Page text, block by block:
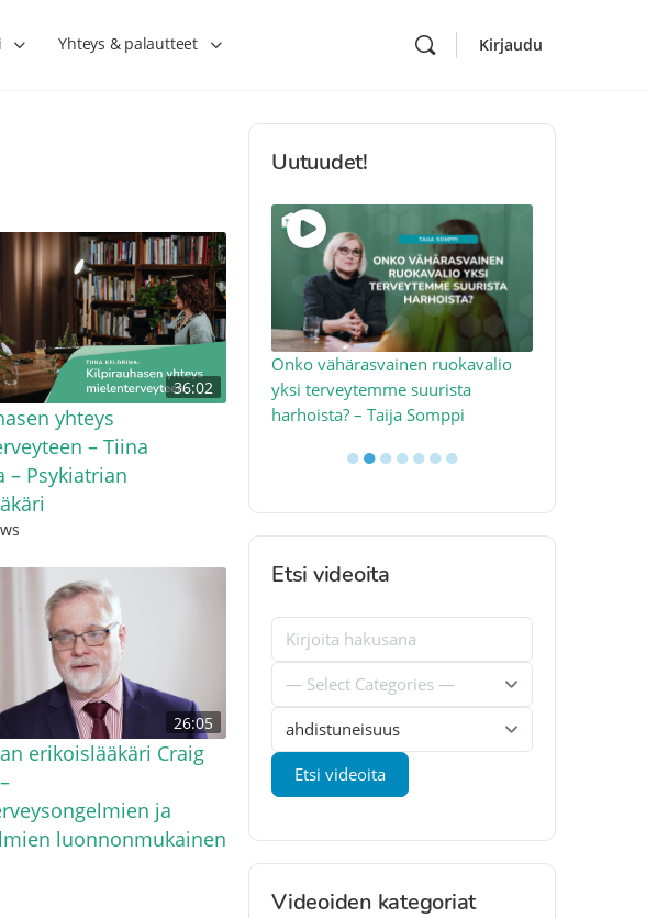
Yhteys & palautteet Kirjaudu
36:02
yhteys
– Tiina
– Psykiatrian
26:05
erikoislääkäri Craig
ja
luonnonmukainen
Uutuudet!
priimakuntoon – näin
verenkiertoa ruuan voimalla –
Voutilainen
Onko vähärasvainen ruokavalio
yksi terveytemme suurista
harhoista? – Taija Somppi
●●●●●●●
Etsi videoita
Videoiden kategoriat